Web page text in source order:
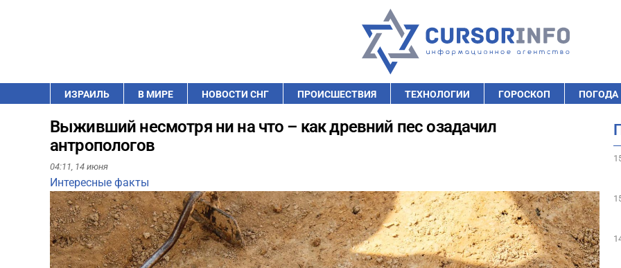
ИЗРАИЛЬ В МИРЕ НОВОСТИ СНГ ПРОИСШЕСТВИЯ ТЕХНОЛОГИИ ГОРОСКОП ПОГОДА
Выживший несмотря ни на что – как древний пес озадачил
антропологов
04:11, 14 июня
Интересные факты